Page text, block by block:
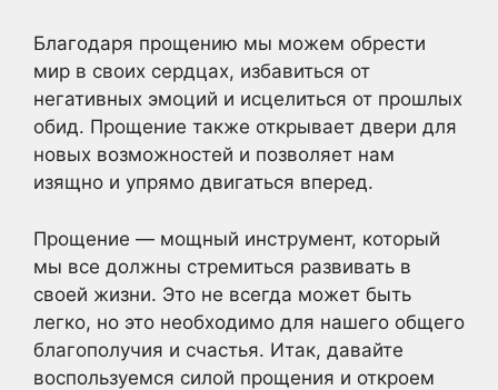
Благодаря прощению мы можем обрести
мир в своих сердцах, избавиться от
негативных эмоций и исцелиться от прошлых
обид. Прощение также открывает двери для
новых возможностей и позволяет нам
изящно и упрямо двигаться вперед.
Прощение — мощный инструмент, который
мы все должны стремиться развивать в
своей жизни. Это не всегда может быть
легко, но это необходимо для нашего общего
благополучия и счастья. Итак, давайте
воспользуемся силой прощения и откроем